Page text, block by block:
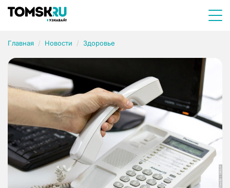
Главная Новости Здоровье